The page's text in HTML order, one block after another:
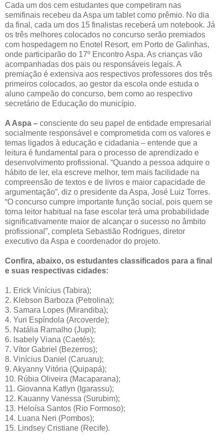
Cada um dos cem estudantes que competiram nas
semifinais recebeu da Aspa um tablet como prêmio. No dia
da final, cada um dos 15 finalistas receberá um notebook. Já
os três melhores colocados no concurso serão premiados
com hospedagem no Enotel Resort, em Porto de Galinhas,
onde participarão do 17º Encontro Aspa. As crianças vão
acompanhadas dos pais ou responsáveis legais. A
premiação é extensiva aos respectivos professores dos três
primeiros colocados, ao gestor da escola onde estuda o
aluno campeão do concurso, bem como ao respectivo
secretário de Educação do município.
A Aspa – consciente do seu papel de entidade empresarial
socialmente responsável e comprometida com os valores e
temas ligados à educação e cidadania – entende que a
leitura é fundamental para o processo de aprendizado e
desenvolvimento profissional. “Quando a pessoa adquire o
hábito de ler, ela escreve melhor, tem mais facilidade na
compreensão de textos e de livros e maior capacidade de
argumentação”, diz o presidente da Aspa, José Luiz Torres.
“O concurso cumpre importante função social, pois quem se
torna leitor habitual na fase escolar terá uma probabilidade
significativamente maior de alcançar o sucesso no âmbito
profissional”, completa Sebastião Rodrigues, diretor
executivo da Aspa e coordenador do projeto.
Confira, abaixo, os estudantes classificados para a final
e suas respectivas cidades:
1. Erick Vinícius (Tabira);
2. Klebson Barboza (Petrolina);
3. Samara Lopes (Mirandiba);
4. Yuri Espíndola (Arcoverde);
5. Natália Ramalho (Jupi);
6. Isabely Viana (Caetés);
7. Vítor Gabriel (Bezerros);
8. Vinícius Daniel (Caruaru);
9. Akyanny Vitória (Quipapá);
10. Rúbia Oliveira (Macaparana);
11. Giovanna Katlyn (Igarassu);
12. Kauanny Vanessa (Surubim);
13. Heloísa Santos (Rio Formoso);
14. Luana Neri (Pombos);
15. Lindsey Cristiane (Recife).